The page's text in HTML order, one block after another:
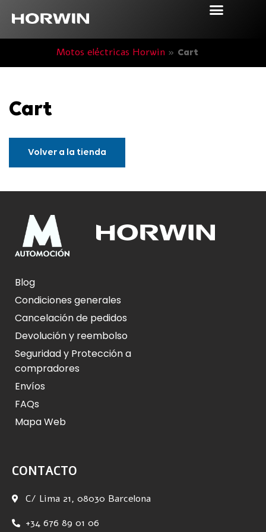
Motos eléctricas Horwin » Cart
Cart
Volver a la tienda
Blog
Condiciones generales
Cancelación de pedidos
Devolución y reembolso
Seguridad y Protección a
compradores
Envíos
FAQs
Mapa Web
CONTACTO
C/ Lima 21, 08030 Barcelona
+34 676 89 01 06